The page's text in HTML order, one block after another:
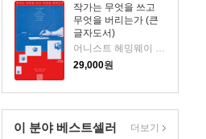
작가는 무엇을 쓰고
무엇을 버리는가 (큰
글자도서)
어니스트 헤밍웨이 등저/최민우 역
29,000원
이 분야 베스트셀러 더보기